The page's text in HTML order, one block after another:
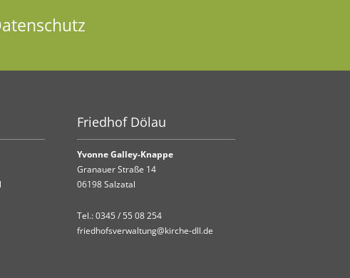
Friedhof Dölau
Yvonne Galley-Knappe
Granauer Straße 14
06198 Salzatal
Tel.:0345 / 55 08 254
friedhofsverwaltung@kirche-dll.de